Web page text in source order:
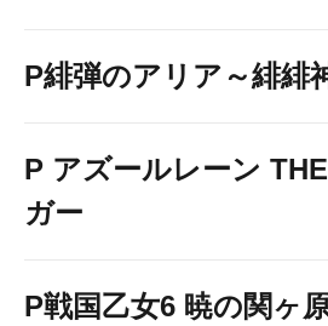
P緋弾のアリア～緋緋
P アズールレーン
ガー
P戦国乙女6 暁の関ヶ